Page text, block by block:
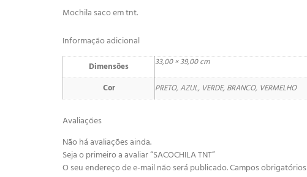
Mochila saco em tnt.
Informação adicional
Dimensões 33,00 × 39,00 cm
Cor PRETO, AZUL, VERDE, BRANCO, VERMELHO
Avaliações
Não há avaliações ainda.
Seja o primeiro a avaliar “SACOCHILA TNT”
O seu endereço de e-mail não será publicado.Campos